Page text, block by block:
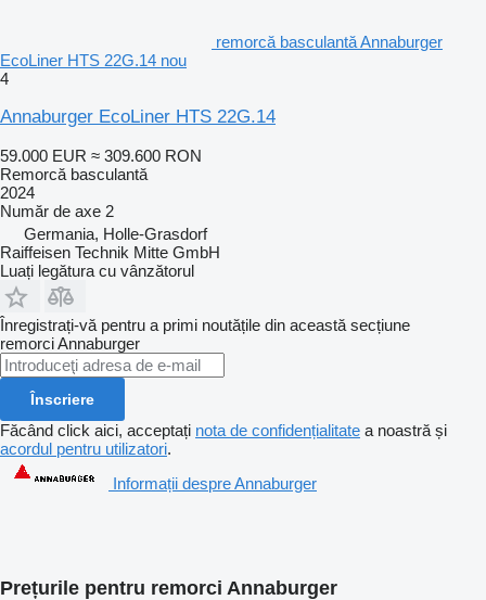
remorcă basculantă Annaburger
EcoLiner HTS 22G.14 nou
4
Annaburger EcoLiner HTS 22G.14
59.000 EUR ≈ 309.600 RON
Remorcă basculantă
2024
Număr de axe 2
Germania, Holle-Grasdorf
Raiffeisen Technik Mitte GmbH
Luați legătura cu vânzătorul
Înregistrați-vă pentru a primi noutățile din această secțiune
remorciAnnaburger
Înscriere
Făcând click aici, acceptați nota de confidențialitate a noastră și
acordul pentru utilizatori.
Informații despre Annaburger
Prețurile pentru remorci Annaburger